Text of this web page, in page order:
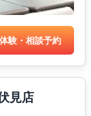
体験・相談予約
見店